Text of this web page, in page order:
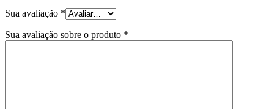
Sua avaliação *
Sua avaliação sobre o produto *